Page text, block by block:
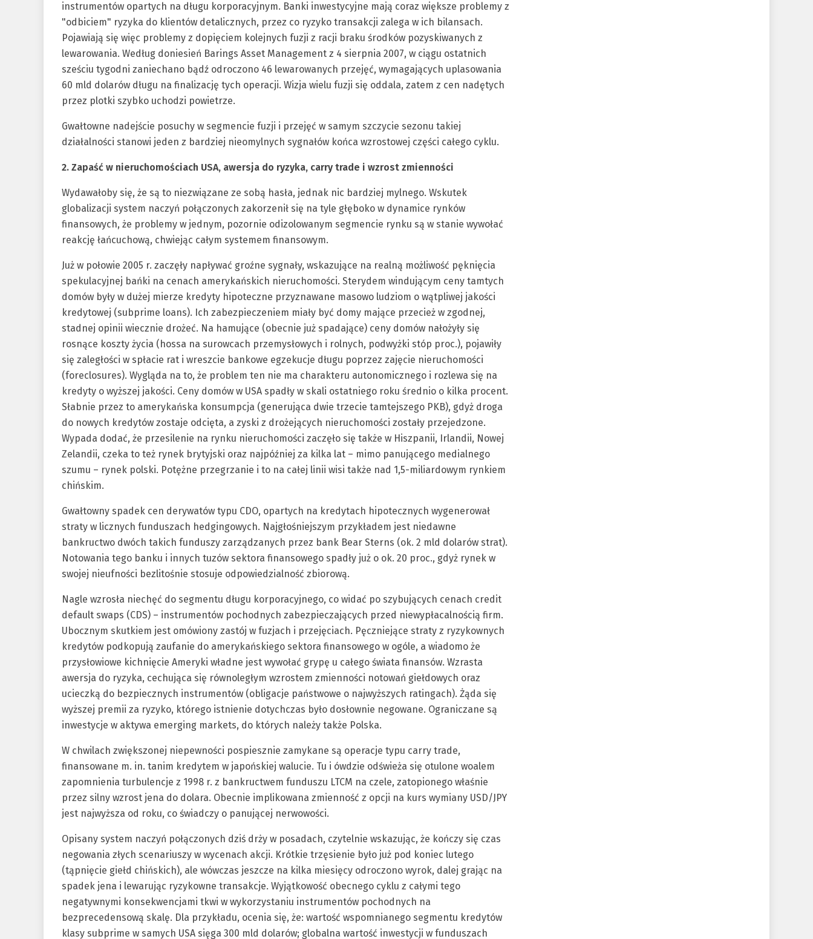
instrumentów opartych na długu korporacyjnym. Banki inwestycyjne mają coraz większe problemy z
"odbiciem" ryzyka do klientów detalicznych, przez co ryzyko transakcji zalega w ich bilansach.
Pojawiają się więc problemy z dopięciem kolejnych fuzji z racji braku środków pozyskiwanych z
lewarowania. Według doniesień Barings Asset Management z 4 sierpnia 2007, w ciągu ostatnich
sześciu tygodni zaniechano bądź odroczono 46 lewarowanych przejęć, wymagających uplasowania
60 mld dolarów długu na finalizację tych operacji. Wizja wielu fuzji się oddala, zatem z cen nadętych
przez plotki szybko uchodzi powietrze.
Gwałtowne nadejście posuchy w segmencie fuzji i przejęć w samym szczycie sezonu takiej
działalności stanowi jeden z bardziej nieomylnych sygnałów końca wzrostowej części całego cyklu.
2. Zapaść w nieruchomościach USA, awersja do ryzyka, carry trade i wzrost zmienności
Wydawałoby się, że są to niezwiązane ze sobą hasła, jednak nic bardziej mylnego. Wskutek
globalizacji system naczyń połączonych zakorzenił się na tyle głęboko w dynamice rynków
finansowych, że problemy w jednym, pozornie odizolowanym segmencie rynku są w stanie wywołać
reakcję łańcuchową, chwiejąc całym systemem finansowym.
Już w połowie 2005 r. zaczęły napływać groźne sygnały, wskazujące na realną możliwość pęknięcia
spekulacyjnej bańki na cenach amerykańskich nieruchomości. Sterydem windującym ceny tamtych
domów były w dużej mierze kredyty hipoteczne przyznawane masowo ludziom o wątpliwej jakości
kredytowej (subprime loans). Ich zabezpieczeniem miały być domy mające przecież w zgodnej,
stadnej opinii wiecznie drożeć. Na hamujące (obecnie już spadające) ceny domów nałożyły się
rosnące koszty życia (hossa na surowcach przemysłowych i rolnych, podwyżki stóp proc.), pojawiły
się zaległości w spłacie rat i wreszcie bankowe egzekucje długu poprzez zajęcie nieruchomości
(foreclosures). Wygląda na to, że problem ten nie ma charakteru autonomicznego i rozlewa się na
kredyty o wyższej jakości. Ceny domów w USA spadły w skali ostatniego roku średnio o kilka procent.
Słabnie przez to amerykańska konsumpcja (generująca dwie trzecie tamtejszego PKB), gdyż droga
do nowych kredytów zostaje odcięta, a zyski z drożejących nieruchomości zostały przejedzone.
Wypada dodać, że przesilenie na rynku nieruchomości zaczęło się także w Hiszpanii, Irlandii, Nowej
Zelandii, czeka to też rynek brytyjski oraz najpóźniej za kilka lat – mimo panującego medialnego
szumu – rynek polski. Potężne przegrzanie i to na całej linii wisi także nad 1,5-miliardowym rynkiem
chińskim.
Gwałtowny spadek cen derywatów typu CDO, opartych na kredytach hipotecznych wygenerował
straty w licznych funduszach hedgingowych. Najgłośniejszym przykładem jest niedawne
bankructwo dwóch takich funduszy zarządzanych przez bank Bear Sterns (ok. 2 mld dolarów strat).
Notowania tego banku i innych tuzów sektora finansowego spadły już o ok. 20 proc., gdyż rynek w
swojej nieufności bezlitośnie stosuje odpowiedzialność zbiorową.
Nagle wzrosła niechęć do segmentu długu korporacyjnego, co widać po szybujących cenach credit
default swaps (CDS) – instrumentów pochodnych zabezpieczających przed niewypłacalnością firm.
Ubocznym skutkiem jest omówiony zastój w fuzjach i przejęciach. Pęczniejące straty z ryzykownych
kredytów podkopują zaufanie do amerykańskiego sektora finansowego w ogóle, a wiadomo że
przysłowiowe kichnięcie Ameryki władne jest wywołać grypę u całego świata finansów. Wzrasta
awersja do ryzyka, cechująca się równoległym wzrostem zmienności notowań giełdowych oraz
ucieczką do bezpiecznych instrumentów (obligacje państwowe o najwyższych ratingach). Żąda się
wyższej premii za ryzyko, którego istnienie dotychczas było dosłownie negowane. Ograniczane są
inwestycje w aktywa emerging markets, do których należy także Polska.
W chwilach zwiększonej niepewności pospiesznie zamykane są operacje typu carry trade,
finansowane m. in. tanim kredytem w japońskiej walucie. Tu i ówdzie odświeża się otulone woalem
zapomnienia turbulencje z 1998 r. z bankructwem funduszu LTCM na czele, zatopionego właśnie
przez silny wzrost jena do dolara. Obecnie implikowana zmienność z opcji na kurs wymiany USD/JPY
jest najwyższa od roku, co świadczy o panującej nerwowości.
Opisany system naczyń połączonych dziś drży w posadach, czytelnie wskazując, że kończy się czas
negowania złych scenariuszy w wycenach akcji. Krótkie trzęsienie było już pod koniec lutego
(tąpnięcie giełd chińskich), ale wówczas jeszcze na kilka miesięcy odroczono wyrok, dalej grając na
spadek jena i lewarując ryzykowne transakcje. Wyjątkowość obecnego cyklu z całymi tego
negatywnymi konsekwencjami tkwi w wykorzystaniu instrumentów pochodnych na
bezprecedensową skalę. Dla przykładu, ocenia się, że: wartość wspomnianego segmentu kredytów
klasy subprime w samych USA sięga 300 mld dolarów; globalna wartość inwestycji w funduszach